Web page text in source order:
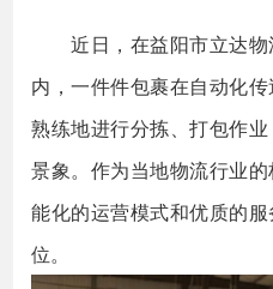
近日，在益阳市立达物
内，一件件包裹在自动化
熟练地进行分拣、打包作
景象。作为当地物流行业
能化的运营模式和优质的
位。